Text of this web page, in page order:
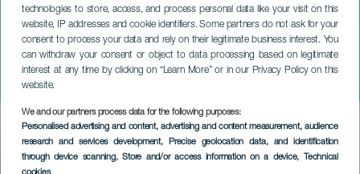
technologies to store, access, and process personal data like your visit on this
website, IP addresses and cookie identifiers. Some partners do not ask for your
consent to process your data and rely on their legitimate business interest. You
can withdraw your consent or object to data processing based on legitimate
interest at any time by clicking on “Learn More” or in our Privacy Policy on this
website.
We and our partners process data for the following purposes:
Personalised advertising and content, advertising and content measurement, audience
research and services development, Precise geolocation data, and identification
through device scanning, Store and/or access information on a device, Technical
Diálogos entre España y
América
TENERIFE
Imagen
Listado